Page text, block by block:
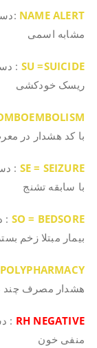
NAME ALERT
مشابه اسمی
SU =SUICIDE
:
ریسک خودکشی
با کد هشدار در
SE = SEIZURE
:
با سابقه تشنج
SO = BEDSORE
:
بیمار مبتلا زخم
هشدار مصرف چند
RH NEGATIVE
منفی خون